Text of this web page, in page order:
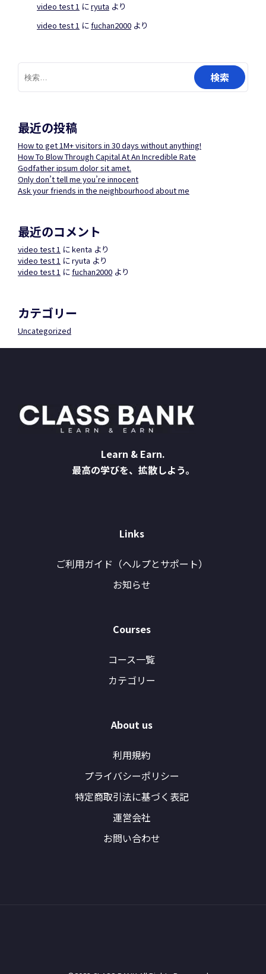
video test 1 にryuta より
video test 1 にfuchan2000 より
検
索:
最近の投稿
How to get 1M+ visitors in 30 days without anything!
How To Blow Through Capital At An Incredible Rate
Godfather ipsum dolor sit amet.
Only don’t tell me you’re innocent
Ask your friends in the neighbourhood about me
最近のコメント
video test 1 にkenta より
video test 1 にryuta より
video test 1 にfuchan2000 より
カテゴリー
Uncategorized
Learn & Earn.
最高の学びを、拡散しよう。
Links
ご利用ガイド（ヘルプとサポート）
お知らせ
Courses
コース一覧
カテゴリー
About us
利用規約
プライバシーポリシー
特定商取引法に基づく表記
運営会社
お問い合わせ